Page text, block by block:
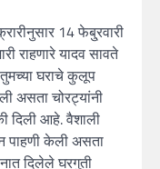
14 फेबु्रवारी
राहणारे यादव सावते
तुमच्या घराचे कुलूप
असता चोरट्यांनी
दिली आहे. वैशाली
पाहणी केली असता
दिलेले घरगुती